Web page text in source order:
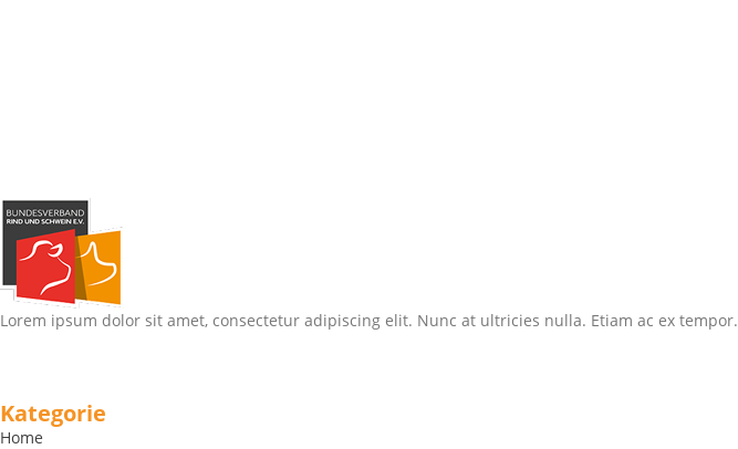
Lorem ipsum dolor sit amet, consectetur adipiscing elit. Nunc at ultricies nulla. Etiam ac ex tempor.
Kategorie
Home